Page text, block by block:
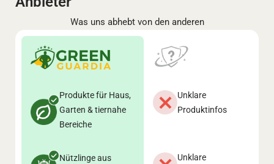
Was uns abhebt von den anderen
Produkte für Haus,
Garten & tiernahe
Bereiche
Unklare
Produktinfos
Nützlinge aus
Unklare